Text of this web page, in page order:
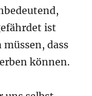
ist
dass
können.